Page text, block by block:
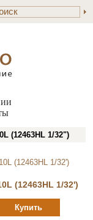
(12463HL 1/32")
(12463HL 1/32')
Купить